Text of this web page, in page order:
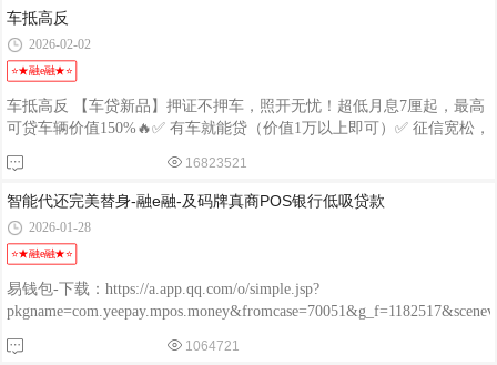
车抵高反
2026-02-02
⭐★融e融★⭐
车抵高反 【车贷新品】押证不押车，照开无忧！超低月息7厘起，最高
可贷车辆价值150%🔥✅ 有车就能贷（价值1万以上即可）✅ 征信宽松，
开 自助#小蚂蚁金支☎️：送单就🈶红包
16823521
智能代还完美替身-融e融-及码牌真商POS银行低吸贷款
2026-01-28
⭐★融e融★⭐
易钱包-下载：https://a.app.qq.com/o/simple.jsp?
POS：http://oss.flmyzf.com/yzf/html/regist/index.html?phone=%E4%
1064721